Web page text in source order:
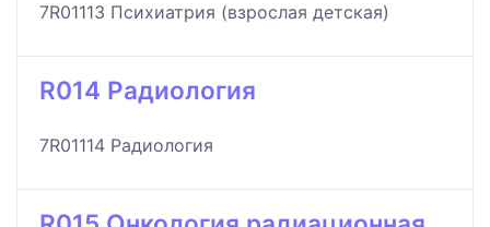
7R01113 Психиатрия (взрослая детская)
R014 Радиология
7R01114 Радиология